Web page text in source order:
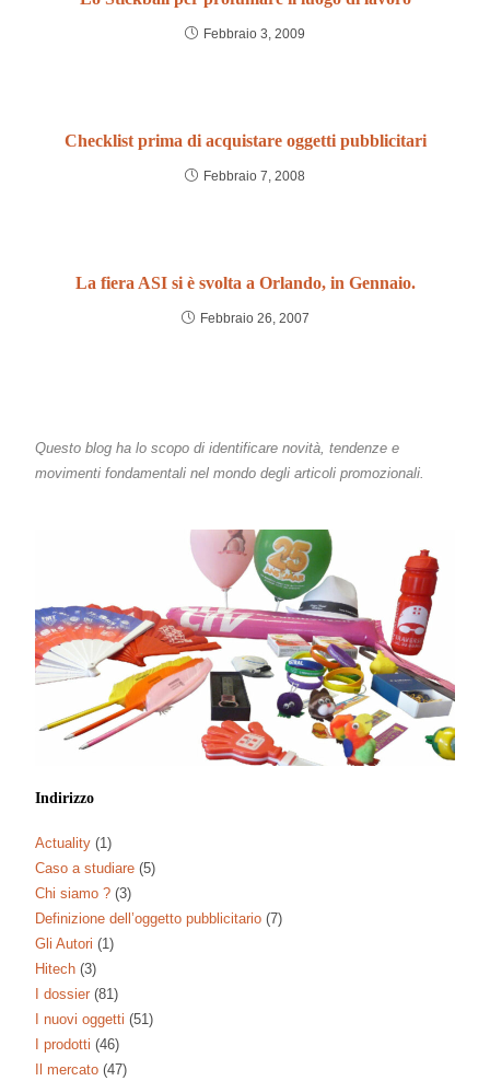
Febbraio 3, 2009
Checklist prima di acquistare oggetti pubblicitari
Febbraio 7, 2008
La fiera ASI si è svolta a Orlando, in Gennaio.
Febbraio 26, 2007
Questo blog ha lo scopo di identificare novità, tendenze e
movimenti fondamentali nel mondo degli articoli promozionali.
Indirizzo
Actuality (1)
Caso a studiare (5)
Chi siamo ? (3)
Definizione dell’oggetto pubblicitario (7)
Gli Autori (1)
Hitech (3)
I dossier (81)
I nuovi oggetti (51)
I prodotti (46)
Il mercato (47)